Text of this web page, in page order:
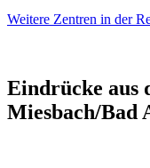
Weitere Zentren in der
Eindrücke aus
Miesbach/Bad